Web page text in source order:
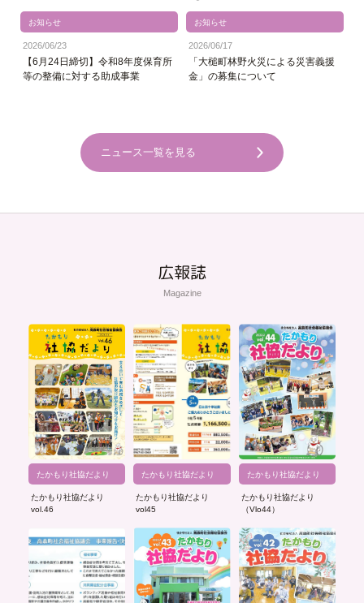
お知らせ
2026/06/23
【6月24日締切】令和8年度保育所
等の整備に対する助成事業
お知らせ
2026/06/17
「大槌町林野火災による災害義援
金」の募集について
ニュース一覧を見る
広報誌
Magazine
たかもり社協だより
たかもり社協だより
vol.46
たかもり社協だより
たかもり社協だより
vol45
たかもり社協だより
たかもり社協だより
（Vlo44）